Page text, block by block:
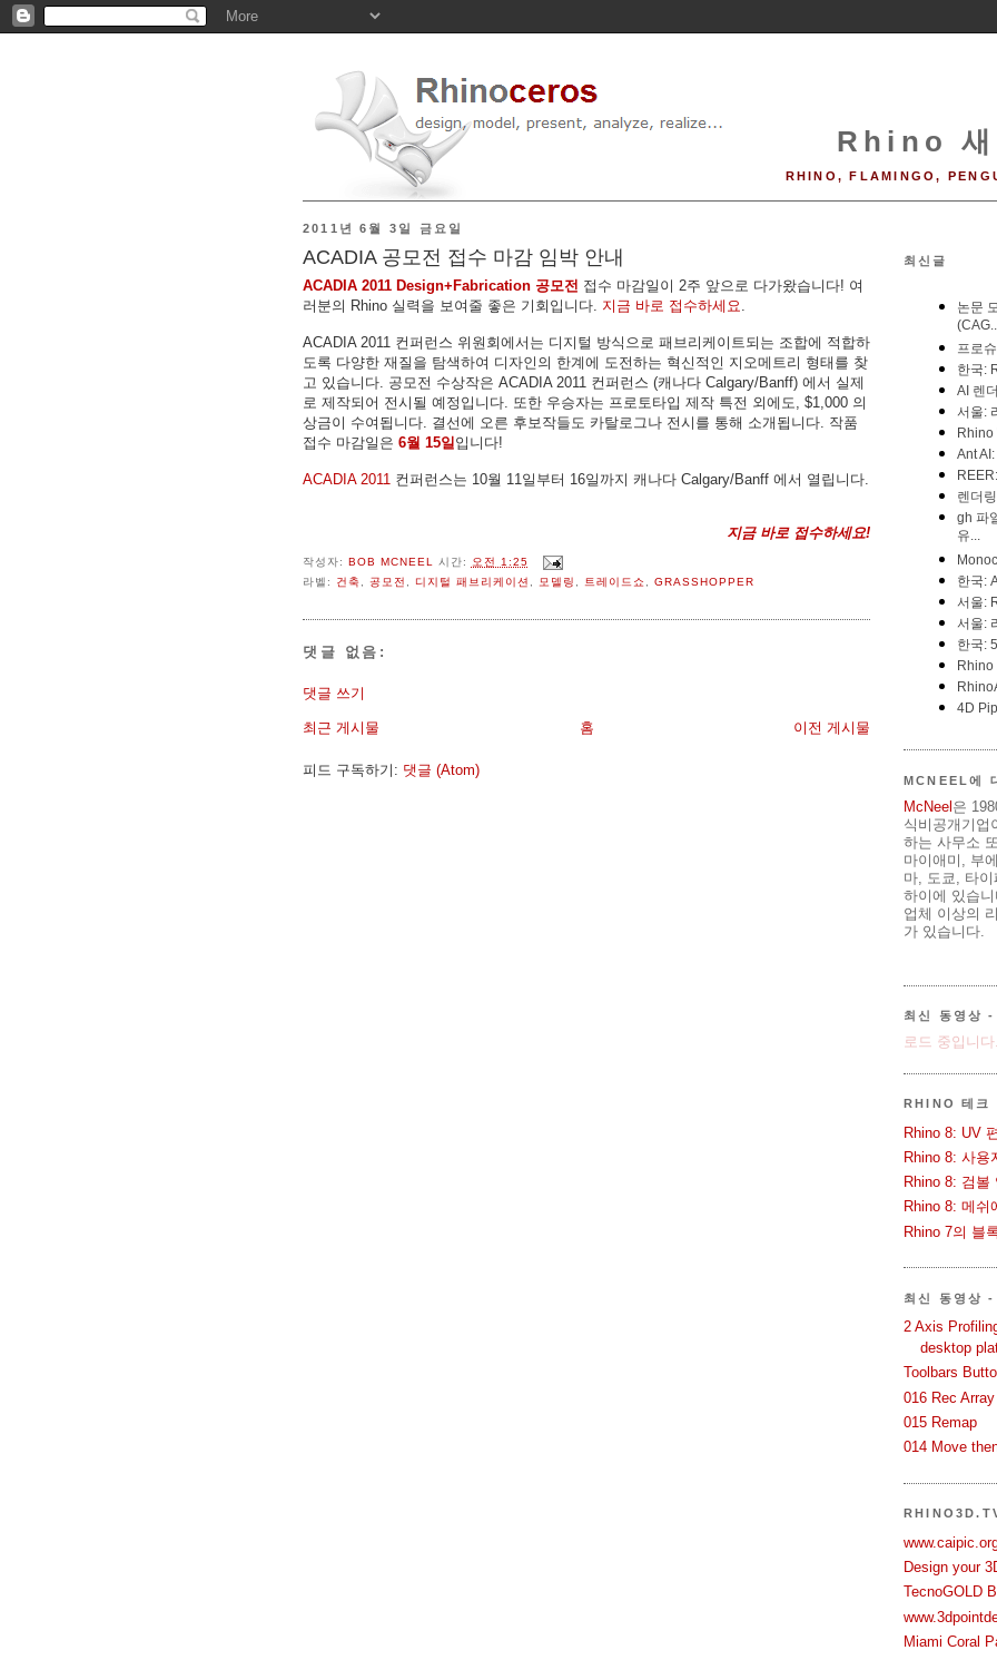
Rhino
RHINO, FLAMINGO,
2011년 6월 3일 금요일
ACADIA 공모전 접수 마감 임박 안내
ACADIA 2011 Design+Fabrication 공모전 접수 마감일이 2주 앞으로 다가왔습니다! 여
러분의 Rhino 실력을 보여줄 좋은 기회입니다. 지금 바로 접수하세요.
ACADIA 2011 컨퍼런스 위원회에서는 디지털 방식으로 패브리케이트되는 조합에 적합하
도록 다양한 재질을 탐색하여 디자인의 한계에 도전하는 혁신적인 지오메트리 형태를 찾
고 있습니다. 공모전 수상작은 ACADIA 2011 컨퍼런스 (캐나다 Calgary/Banff) 에서 실제
로 제작되어 전시될 예정입니다. 또한 우승자는 프로토타입 제작 특전 외에도, $1,000 의
상금이 수여됩니다. 결선에 오른 후보작들도 카탈로그나 전시를 통해 소개됩니다. 작품
접수 마감일은 6월 15일입니다!
ACADIA 2011 컨퍼런스는 10월 11일부터 16일까지 캐나다 Calgary/Banff 에서 열립니다.
지금 바로 접수하세요!
작성자: BOB MCNEEL 시간:
오전 1:25
라벨: 건축, 공모전 , 디지털 패브리케이션 , 모델링 , 트레이드쇼 , GRASSHOPPER
댓글 없음:
댓글 쓰기
최근 게시물 이전 게시물
홈
피드 구독하기: 댓글 (Atom)
최신글
MCNEEL에
McNeel 은
식비공개기업
하는 사무소
마이애미, 부
마, 도쿄, 타
하이에 있습
업체 이상의
가 있습니다.
최신 동영상
로드 중입니
RHINO 테크
Rhino 8: UV
Rhino 8: 사용
Rhino 8: 검볼
Rhino 8: 메쉬
Rhino 7의 블
최신 동영상
2 Axis
desktop
Toolbars
016 Rec Array
015 Remap
014 Move
Design your
TecnoGOLD
Miami Coral